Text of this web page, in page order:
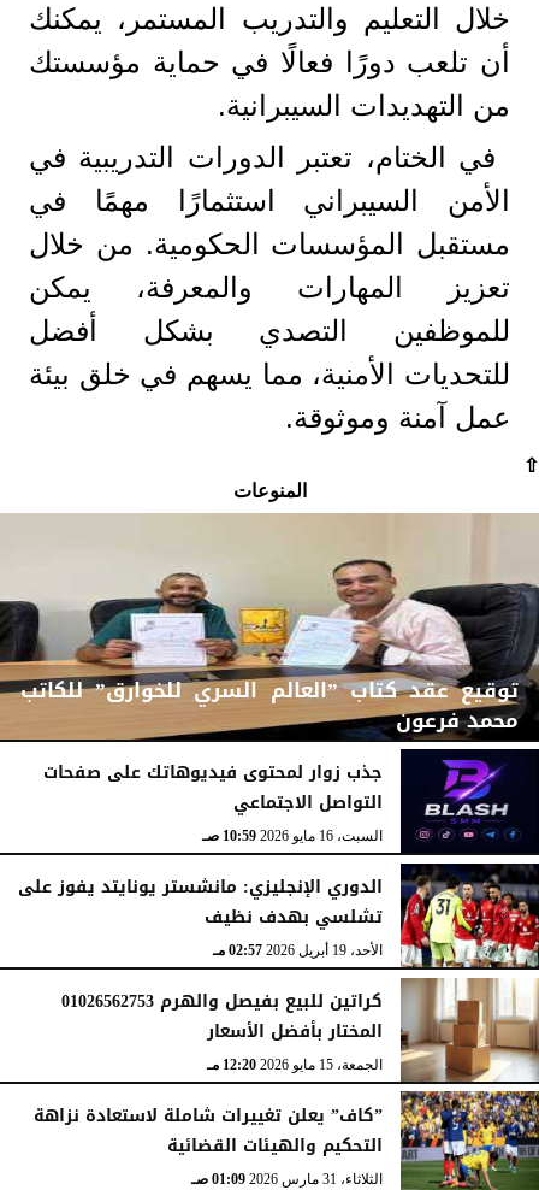
خلال التعليم والتدريب المستمر، يمكنك
أن تلعب دورًا فعالًا في حماية مؤسستك
من التهديدات السيبرانية.
في الختام، تعتبر الدورات التدريبية في
الأمن السيبراني استثمارًا مهمًا في
مستقبل المؤسسات الحكومية. من خلال
تعزيز المهارات والمعرفة، يمكن
للموظفين التصدي بشكل أفضل
للتحديات الأمنية، مما يسهم في خلق بيئة
عمل آمنة وموثوقة.
⇧
المنوعات
توقيع عقد كتاب ”العالم السري للخوارق” للكاتب
محمد فرعون
الإثنين، 22 يونيو 2026 12:11 مـ
جذب زوار لمحتوى فيديوهاتك على صفحات
التواصل الاجتماعي
السبت، 16 مايو 2026 10:59 صـ
الدوري الإنجليزي: مانشستر يونايتد يفوز على
تشلسي بهدف نظيف
الأحد، 19 أبريل 2026 02:57 مـ
كراتين للبيع بفيصل والهرم 01026562753
المختار بأفضل الأسعار
الجمعة، 15 مايو 2026 12:20 مـ
”كاف” يعلن تغييرات شاملة لاستعادة نزاهة
التحكيم والهيئات القضائية
الثلاثاء، 31 مارس 2026 01:09 صـ